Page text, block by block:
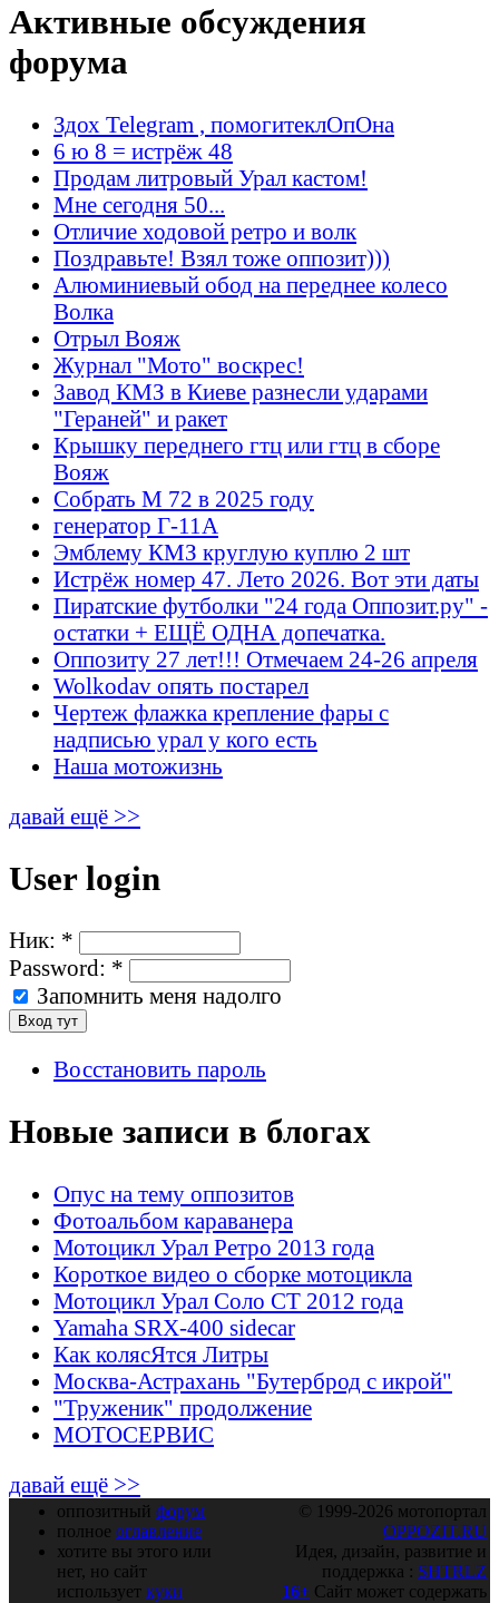
Активные обсуждения
форума
Здох Telegram , помогитеклОпОна
6 ю 8 = истрёж 48
Продам литровый Урал кастом!
Мне сегодня 50...
Отличие ходовой ретро и волк
Поздравьте! Взял тоже оппозит)))
Алюминиевый обод на переднее колесо
Волка
Отрыл Вояж
Журнал "Мото" воскрес!
Завод КМЗ в Киеве разнесли ударами
"Гераней" и ракет
Крышку переднего гтц или гтц в сборе
Вояж
Собрать М 72 в 2025 году
генератор Г-11А
Эмблему КМЗ круглую куплю 2 шт
Истрёж номер 47. Лето 2026. Вот эти даты
Пиратские футболки "24 года Оппозит.ру" -
остатки + ЕЩЁ ОДНА допечатка.
Оппозиту 27 лет!!! Отмечаем 24-26 апреля
Wolkodav опять постарел
Чертеж флажка крепление фары с
надписью урал у кого есть
Наша мотожизнь
давай ещё >>
User login
Ник: *
Password: *
Запомнить меня надолго
Восстановить пароль
Новые записи в блогах
Опус на тему оппозитов
Фотоальбом караванера
Мотоцикл Урал Ретро 2013 года
Короткое видео о сборке мотоцикла
Мотоцикл Урал Соло СТ 2012 года
Yamaha SRX-400 sidecar
Как колясЯтся Литры
Москва-Астрахань "Бутерброд с икрой"
"Труженик" продолжение
МОТОСЕРВИС
давай ещё >>
оппозитный форум
полное оглавление
хотите вы этого или
нет, но сайт
использует куки
© 1999-2026 мотопортал
OPPOZIT.RU
Идея, дизайн, развитие и
поддержка : SHTRLZ
16+ Сайт может содержать